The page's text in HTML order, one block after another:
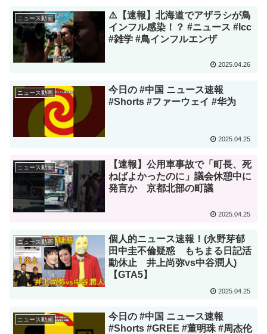
ニュース動画
⚠️【速報】北海道でアザラシが鳥
インフル感染！？ #ニュース #lcc
#雑学 #鳥インフルエンザ
2025.04.26
ニュース動画
今日の #中国 ニュース速報
#Shorts #ファーウェイ #华为
2025.04.25
ニュース動画
【速報】公用車事故で「町長、死
ねばよかったのに」議会休憩中に
発言か 京都北部の町議
2025.04.25
ニュース動画
個人的ニュース速報！(永野芽郁
田中圭不倫疑惑 もちまる日記活
動休止 井上尚弥vs中谷潤人)
【GTA5】
2025.04.25
ニュース動画
今日の #中国 ニュース速報
#Shorts #GREE #董明珠 #周杰伦